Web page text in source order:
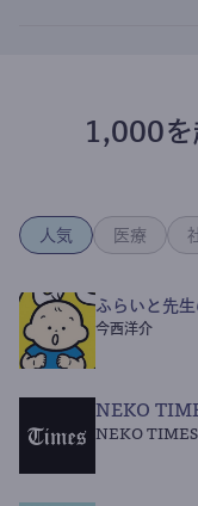
1,000を
人気 医療
ふらいと先
今西洋介
NEKO
NEKO TIMES